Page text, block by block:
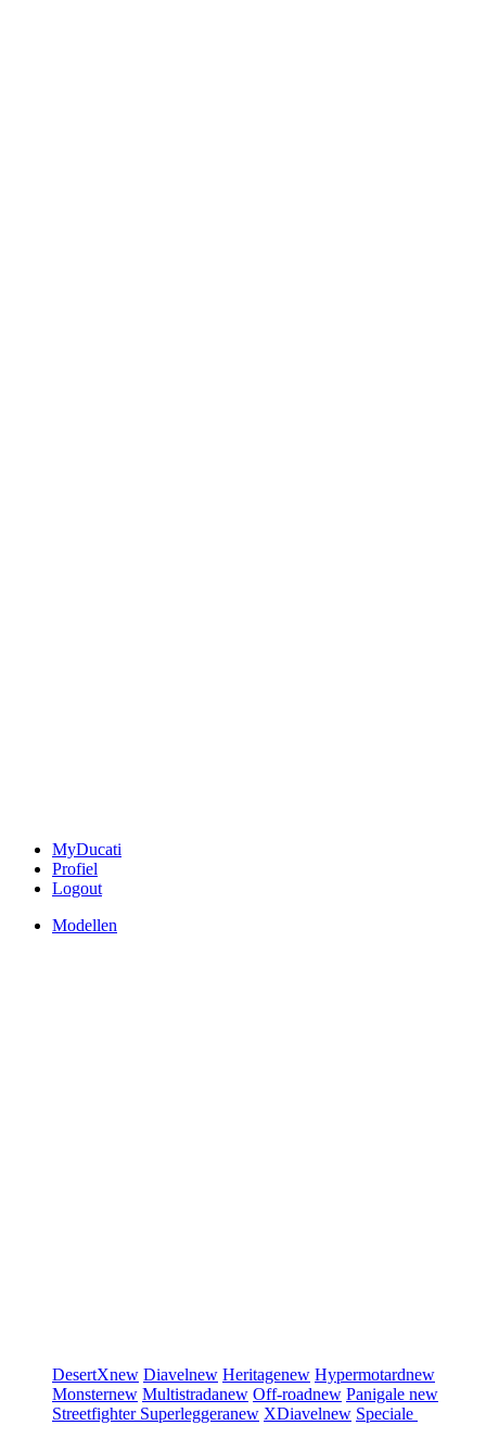
MyDucati
Profiel
Logout
Modellen
DesertXnew Diavelnew Heritagenew Hypermotardnew
Monsternew Multistradanew Off-roadnew Panigale new
Streetfighter Superleggeranew XDiavelnew Speciale